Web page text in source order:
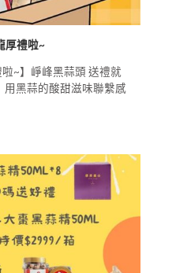
厚禮啦~
~】崢峰黑蒜頭 送禮就
用黑蒜的酸甜滋味聯繫感